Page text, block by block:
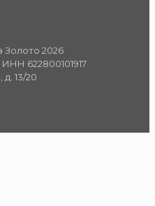
Золото 2026
622800101917
13/20